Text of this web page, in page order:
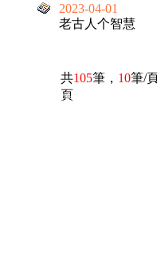
2023-04-01
老古人个智慧
共105筆， 10筆/
頁
佳音電台地址：